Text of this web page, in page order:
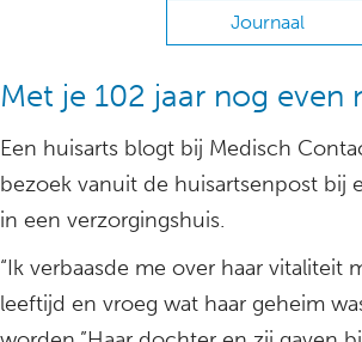
Journaal
Met je 102 jaar nog even
Een huisarts blogt bij Medisch
bezoek vanuit de huisartsenpost bij
in een verzorgingshuis.
“Ik verbaasde me over haar vitaliteit
leeftijd en vroeg wat haar geheim